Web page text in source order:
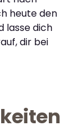
heute den
lasse dich
dir bei